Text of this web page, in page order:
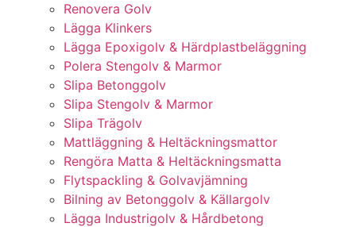
Renovera Golv
Lägga Klinkers
Lägga Epoxigolv & Härdplastbeläggning
Polera Stengolv & Marmor
Slipa Betonggolv
Slipa Stengolv & Marmor
Slipa Trägolv
Mattläggning & Heltäckningsmattor
Rengöra Matta & Heltäckningsmatta
Flytspackling & Golvavjämning
Bilning av Betonggolv & Källargolv
Lägga Industrigolv & Hårdbetong